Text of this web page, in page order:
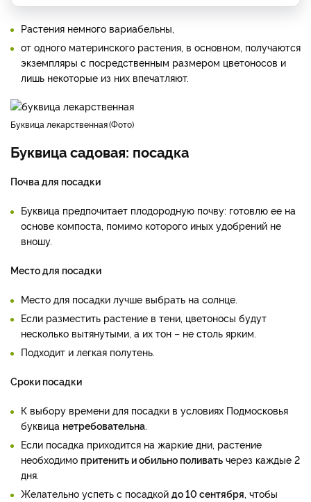
Растения немного вариабельны,
от одного материнского растения, в основном, получаются
экземпляры с посредственным размером цветоносов и
лишь некоторые из них впечатляют.
буквица лекарственная Фото
Буквица садовая: посадка
Почва для посадки
Буквица предпочитает плодородную почву: готовлю ее на
основе компоста, помимо которого иных удобрений не
вношу.
Место для посадки
Место для посадки лучше выбрать на солнце.
Если разместить растение в тени, цветоносы будут
несколько вытянутыми, а их тон – не столь ярким.
Подходит и легкая полутень.
Сроки посадки
К выбору времени для посадки в условиях Подмосковья
буквица нетребовательна
Если посадка приходится на жаркие дни, растение
необходимо притенить и обильно поливать через каждые 2
дня.
Желательно успеть с посадкой до 10 сентября , чтобы